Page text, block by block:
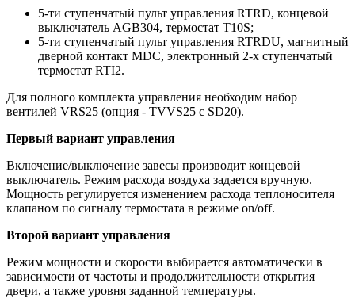
5-ти ступенчатый пульт управления RTRD, концевой
выключатель AGB304, термостат T10S;
5-ти ступенчатый пульт управления RTRDU, магнитный
дверной контакт MDC, электронный 2-х ступенчатый
термостат RTI2.
Для полного комплекта управления необходим набор
вентилей VRS25 (опция - TVVS25 c SD20).
Первый вариант управления
Включение/выключение завесы производит концевой
выключатель. Режим расхода воздуха задается вручную.
Мощность регулируется изменением расхода теплоносителя
клапаном по сигналу термостата в режиме on/off.
Второй вариант управления
Режим мощности и скорости выбирается автоматически в
зависимости от частоты и продолжительности открытия
двери, а также уровня заданной температуры.